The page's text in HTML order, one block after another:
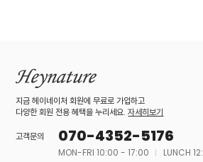
지금 헤이네이처 회원에 무료로 가입하고
다양한 회원 전용 혜택을 누리세요.자세히보기
고객문의
070-4352-5176
MON-FRI 10:00 - 17:00
LUNCH